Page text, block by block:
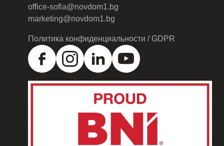
office-sofia@novdom1.bg
marketing@novdom1.bg
Политика конфиденциальности / GDPR